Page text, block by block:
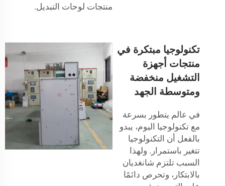
منتجات لوحات التبديل.
تكنولوجيا مبتكرة في
منتجات أجهزة
التشغيل منخفضة
ومتوسطة الجهد
في عالم يتطور بسرعة
مع تكنولوجيا اليوم، يبدو
بالفعل أن التكنولوجيا
تتغير باستمرار. ولهذا
السبب تلتزم شانغديان
بالابتكار، وتحرص دائمًا